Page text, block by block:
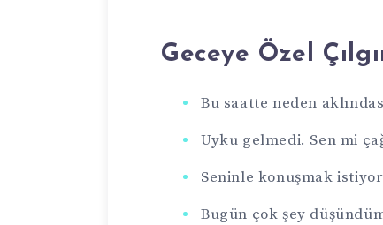
Geceye Özel
Bu saatte neden
Uyku gelmedi. Sen mi
Seninle konuşmak
Bugün çok şey